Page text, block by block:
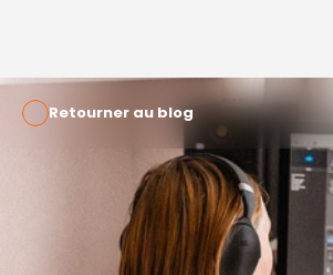
Retourner au blog